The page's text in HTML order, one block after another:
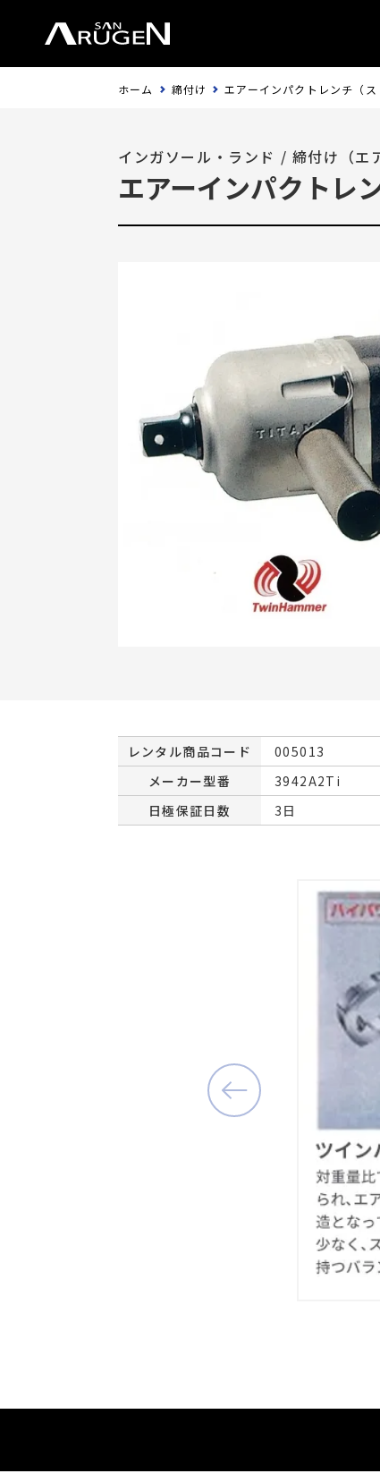
ホーム 締付け エアーインパクトレンチ（
インガソール・ランド / 締付け（エ
エアーインパクトレ
レンタル商品コード 005013
メーカー型番
3942A2Ti
日極保証日数
3日